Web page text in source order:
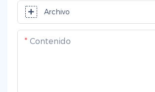
Archivo
Contenido